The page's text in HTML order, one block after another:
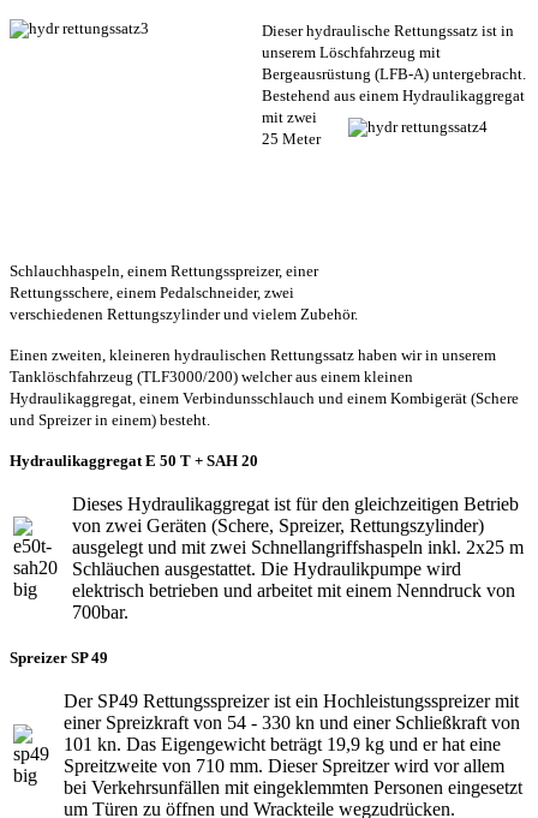
Dieser hydraulische Rettungssatz ist in
unserem Löschfahrzeug mit
Bergeausrüstung (LFB-A) untergebracht.
Bestehend aus einem Hydraulikaggregat
mit zwei
25 Meter
Schlauchhaspeln, einem Rettungsspreizer, einer
Rettungsschere, einem Pedalschneider, zwei
verschiedenen Rettungszylinder und vielem Zubehör.
Einen zweiten, kleineren hydraulischen Rettungssatz haben wir in unserem
Tanklöschfahrzeug (TLF3000/200) welcher aus einem kleinen
Hydraulikaggregat, einem Verbindunsschlauch und einem Kombigerät (Schere
und Spreizer in einem) besteht.
Hydraulikaggregat E 50 T + SAH 20
Dieses Hydraulikaggregat ist für den gleichzeitigen Betrieb
von zwei Geräten (Schere, Spreizer, Rettungszylinder)
ausgelegt und mit zwei Schnellangriffshaspeln inkl. 2x25 m
Schläuchen ausgestattet. Die Hydraulikpumpe wird
elektrisch betrieben und arbeitet mit einem Nenndruck von
700bar.
Spreizer SP 49
Der SP49 Rettungsspreizer ist ein Hochleistungsspreizer mit
einer Spreizkraft von 54 - 330 kn und einer Schließkraft von
101 kn. Das Eigengewicht beträgt 19,9 kg und er hat eine
Spreitzweite von 710 mm. Dieser Spreitzer wird vor allem
bei Verkehrsunfällen mit eingeklemmten Personen eingesetzt
um Türen zu öffnen und Wrackteile wegzudrücken.